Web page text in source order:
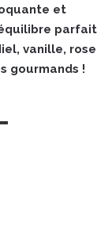
et
parfait
vanille, rose
gourmands !